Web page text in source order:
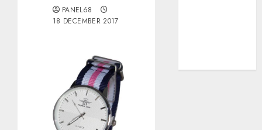
PANEL68
18 DECEMBER 2017